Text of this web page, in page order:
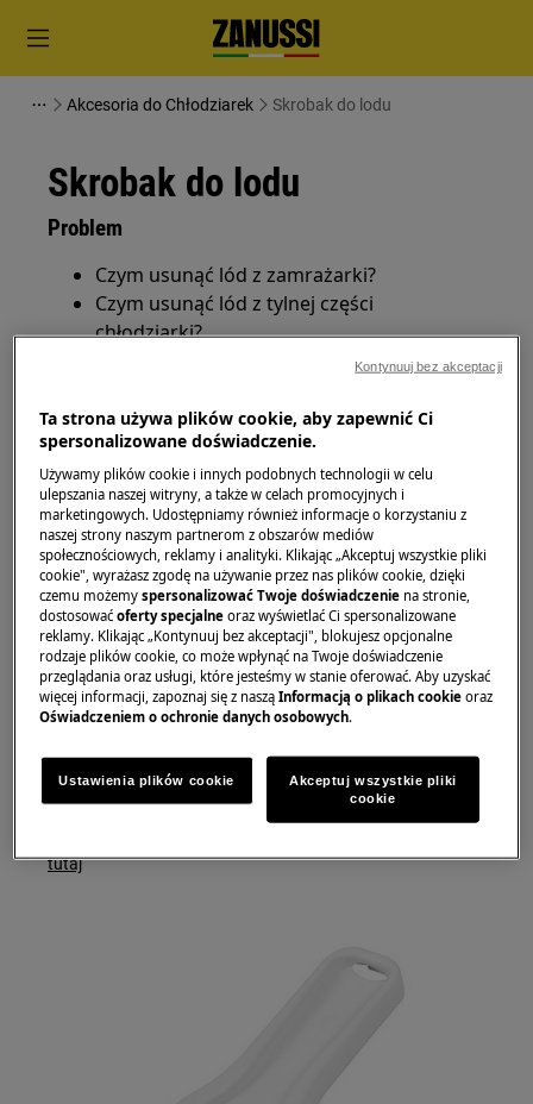
Akcesoria do Chłodziarek Skrobak do lodu
Skrobak do lodu
Problem
Czym usunąć lód z zamrażarki?
Czym usunąć lód z tylnej części
chłodziarki?
Chłodziarki
Chłodziarko-zamrażarki
Zamrażarki
Rozwiązanie
Nagromadzenie lodu w zamrażarce powoduje
zmniejszenie jej pojemności i nieefektywną
pracę.
Ten poręczny skrobak do lodu ułatwia usuwanie
zwiększenia wydajności urządzenia.
tutaj
Ta strona używa plików cookie, aby zapewnić Ci
spersonalizowane doświadczenie.
Używamy plików cookie i innych podobnych technologii w celu
ulepszania naszej witryny, a także w celach promocyjnych i
marketingowych. Udostępniamy również informacje o korzystaniu z
naszej strony naszym partnerom z obszarów mediów
społecznościowych, reklamy i analityki. Klikając „Akceptuj wszystkie pliki
cookie", wyrażasz zgodę na używanie przez nas plików cookie, dzięki
czemu możemyspersonalizować Twoje doświadczenie na stronie,
dostosowaćoferty specjalne oraz wyświetlać Ci spersonalizowane
reklamy. Klikając „Kontynuuj bez akceptacji", blokujesz opcjonalne
rodzaje plików cookie, co może wpłynąć na Twoje doświadczenie
przeglądania oraz usługi, które jesteśmy w stanie oferować. Aby uzyskać
więcej informacji, zapoznaj się z nasząInformacją o plikach cookie oraz
Oświadczeniem o ochronie danych osobowych.
Ustawienia plików cookie
Akceptuj wszystkie pliki
cookie
Kontynuuj bez akceptacji